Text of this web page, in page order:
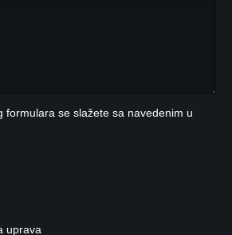
formulara se slažete sa navedenim u
uprava